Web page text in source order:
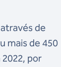
de
mais de 450
por